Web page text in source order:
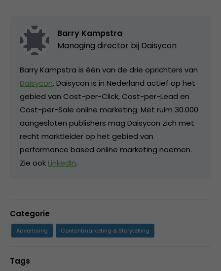
Barry Kampstra
Managing director bij Daisycon
Barry Kampstra is één van de drie oprichters van
Daisycon. Daisycon is in Nederland actief op het
gebied van Cost-per-Click, Cost-per-Lead en
Cost-per-Sale online marketing. Met ruim 30.000
aangesloten publishers mag Daisycon zich met
recht marktleider op het gebied van
performance based online marketing noemen.
Zie ook LinkedIn.
Categorie
Advertising Contentmarketing & Storytelling
Tags